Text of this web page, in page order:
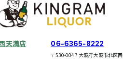
天満店 06-6365-8222
〒530-0047 大阪府大阪市北区西